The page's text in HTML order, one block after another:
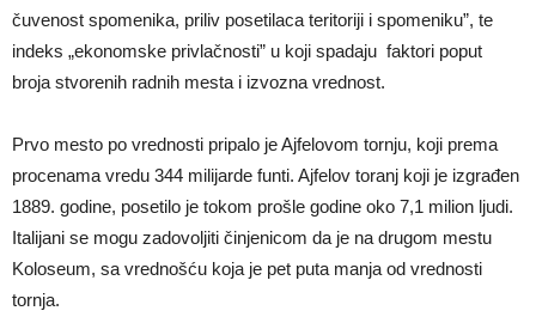
čuvenost spomenika, priliv posetilaca teritoriji i spomeniku”, te
indeks „ekonomske privlačnosti” u koji spadaju faktori poput
broja stvorenih radnih mesta i izvozna vrednost.
Prvo mesto po vrednosti pripalo je Ajfelovom tornju, koji prema
procenama vredu 344 milijarde funti. Ajfelov toranj koji je izgrađen
1889. godine, posetilo je tokom prošle godine oko 7,1 milion ljudi.
Italijani se mogu zadovoljiti činjenicom da je na drugom mestu
Koloseum, sa vrednošću koja je pet puta manja od vrednosti
tornja.